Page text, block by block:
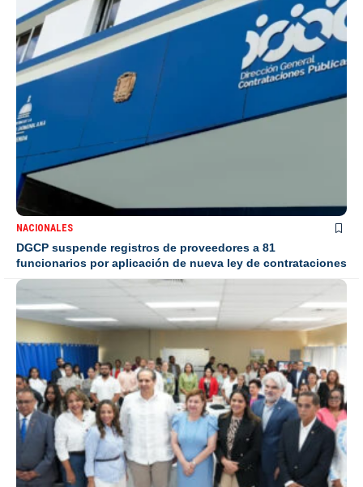
NACIONALES
DGCP suspende registros de proveedores a 81
funcionarios por aplicación de nueva ley de contrataciones